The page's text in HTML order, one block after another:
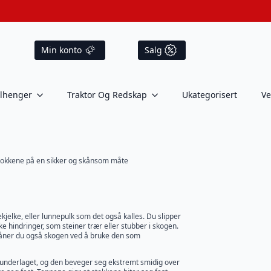
Min konto Salg
Traktor Og Redskap Ukategorisert
på en sikker og skånsom måte
eller lunnepulk som det også kalles. Du slipper
hindringer, som steiner trær eller stubber i skogen.
du også skogen ved å bruke den som
og den beveger seg ekstremt smidig over